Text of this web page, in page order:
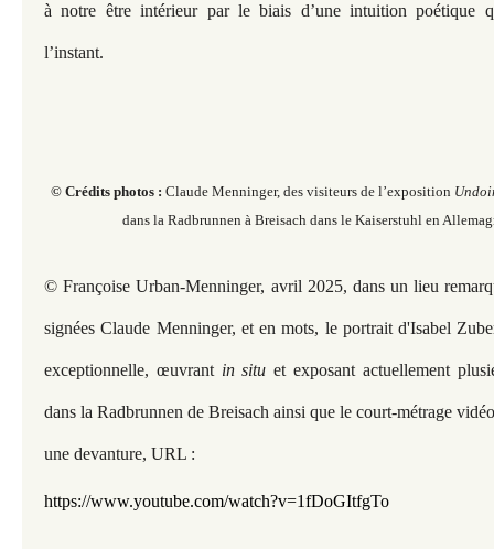
à notre être intérieur par le biais d’une intuition poétique
l’instant.
© Crédits photos : Claude Menninger, des visiteurs de l’exposition
dans la Radbrunnen à Breisach dans le Kaiserstuhl en
© Françoise Urban-Menninger, avril 2025, dans un lieu
signées Claude Menninger, et en mots, le portrait d'Isabel
exceptionnelle, œuvrant in situ et exposant actuellement
dans la Radbrunnen de Breisach ainsi que le court-métrage
une devanture, URL :
https://www.youtube.com/watch?v=1fDoGItfgTo